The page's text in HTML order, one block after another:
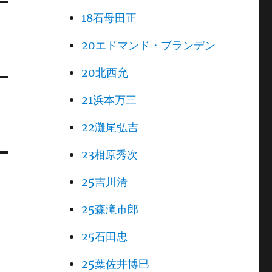
18石母田正
20エドマンド・ブランデン
20北西允
21浜本万三
22灘尾弘吉
23相原秀次
25吉川清
25森滝市郎
25石田忠
25葉佐井博巳